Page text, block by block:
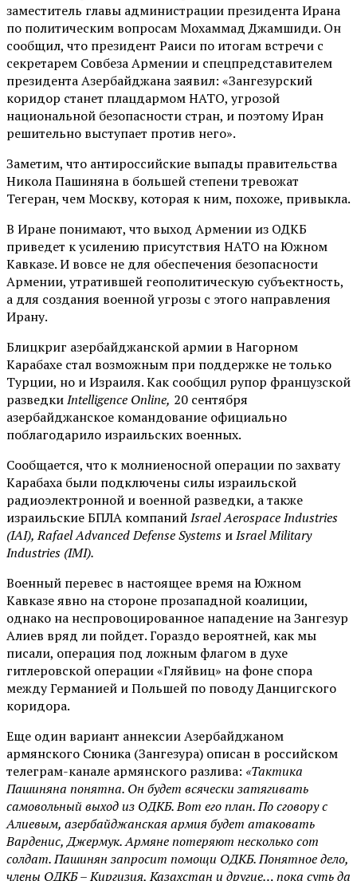
заместитель главы администрации президента Ирана
по политическим вопросам Мохаммад Джамшиди. Он
сообщил, что президент Раиси по итогам встречи с
секретарем Совбеза Армении и спецпредставителем
президента Азербайджана заявил: «Зангезурский
коридор станет плацдармом НАТО, угрозой
национальной безопасности стран, и поэтому Иран
решительно выступает против него».
Заметим, что антироссийские выпады правительства
Никола Пашиняна в большей степени тревожат
Тегеран, чем Москву, которая к ним, похоже, привыкла.
В Иране понимают, что выход Армении из ОДКБ
приведет к усилению присутствия НАТО на Южном
Кавказе. И вовсе не для обеспечения безопасности
Армении, утратившей геополитическую субъектность,
а для создания военной угрозы с этого направления
Ирану.
Блицкриг азербайджанской армии в Нагорном
Карабахе стал возможным при поддержке не только
Турции, но и Израиля. Как сообщил рупор французской
разведкиIntelligence Online, 20 сентября
азербайджанское командование официально
поблагодарило израильских военных.
Сообщается, что к молниеносной операции по захвату
Карабаха были подключены силы израильской
радиоэлектронной и военной разведки, а также
израильские БПЛА компанийIsrael Aerospace Industries
(IAI), Rafael Advanced Defense Systems иIsrael Military
Industries (IMI).
Военный перевес в настоящее время на Южном
Кавказе явно на стороне прозападной коалиции,
однако на неспровоцированное нападение на Зангезур
Алиев вряд ли пойдет. Гораздо вероятней, как мы
писали, операция под ложным флагом в духе
гитлеровской операции «Гляйвиц» на фоне спора
между Германией и Польшей по поводу Данцигского
коридора.
Еще один вариант аннексии Азербайджаном
армянского Сюника (Зангезура) описан в российском
телеграм-канале армянского разлива: «Тактика
Пашиняна понятна. Он будет всячески затягивать
самовольный выход из ОДКБ. Вот его план. По сговору с
Алиевым, азербайджанская армия будет атаковать
Варденис, Джермук. Армяне потеряют несколько сот
солдат. Пашинян запросит помощи ОДКБ. Понятное дело,
члены ОДКБ – Киргизия, Казахстан и другие… пока суть да